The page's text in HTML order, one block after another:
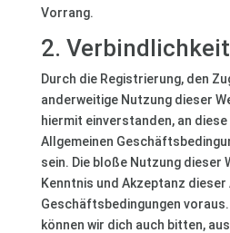
Vorrang.
2. Verbindlichkeit
Durch die Registrierung, den
anderweitige Nutzung dieser
hiermit einverstanden, an
Allgemeinen
sein. Die bloße Nutzung dieser
Kenntnis und Akzeptanz dieser
Geschäftsbedingungen
können wir dich auch bitten,